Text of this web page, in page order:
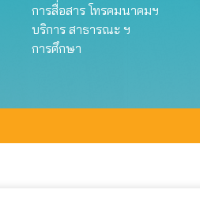
การสื่อสาร โทรคมนาคมฯ
บริการ สาธารณะ ฯ
การศึกษา